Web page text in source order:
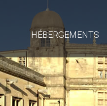
HÉBERGEMENTS